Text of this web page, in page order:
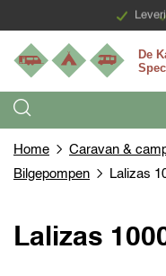
Home Caravan &
Bilgepompen
Lalizas
Lalizas